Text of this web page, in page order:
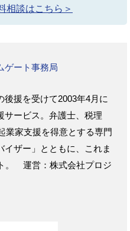
相談はこちら＞
ゲート事務局
後援を受けて2003年4月に
サービス。弁護士、税理
業家支援を得意とする専門
ザー」とともに、これま
。 運営：株式会社プロジ